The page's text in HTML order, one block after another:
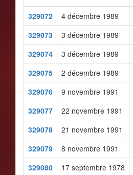
329072
4 décembre 1989
329073
3 décembre 1989
329074
3 décembre 1989
329075
2 décembre 1989
329076
9 novembre 1991
329077
22 novembre 1991
329078
21 novembre 1991
329079
8 novembre 1991
329080
17 septembre 1978